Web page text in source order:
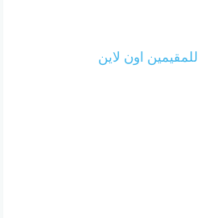
للمقيمين اون لاين